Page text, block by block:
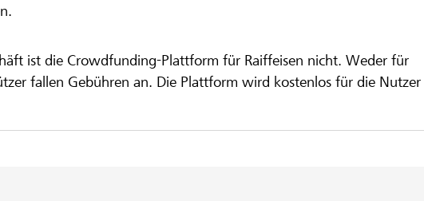
ist die Crowdfunding-Plattform für Raiffeisen nicht. Weder für
fallen Gebühren an. Die Plattform wird kostenlos für die Nutzer